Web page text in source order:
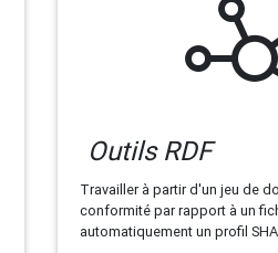
Outils RDF
Travailler à partir d'un jeu de
conformité par rapport à un
automatiquement un profil